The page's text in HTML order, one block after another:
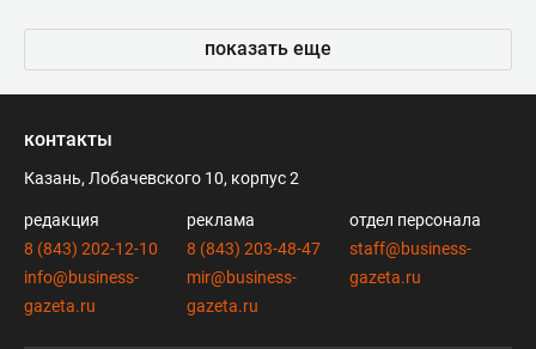
показать еще
контакты
Казань, Лобачевского 10, корпус 2
редакция
8 (843) 202-12-10
info@business-
gazeta.ru
реклама
8 (843) 203-48-47
mir@business-
gazeta.ru
отдел персонала
staff@business-
gazeta.ru